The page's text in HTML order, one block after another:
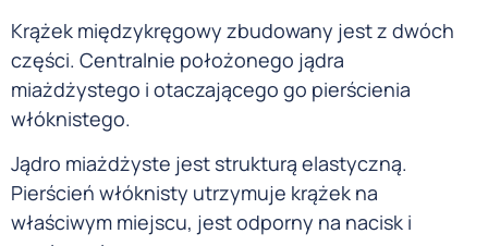
Krążek międzykręgowy zbudowany jest z dwóch
części. Centralnie położonego jądra
miażdżystego i otaczającego go pierścienia
włóknistego.
Jądro miażdżyste jest strukturą elastyczną.
Pierścień włóknisty utrzymuje krążek na
właściwym miejscu, jest odporny na nacisk i